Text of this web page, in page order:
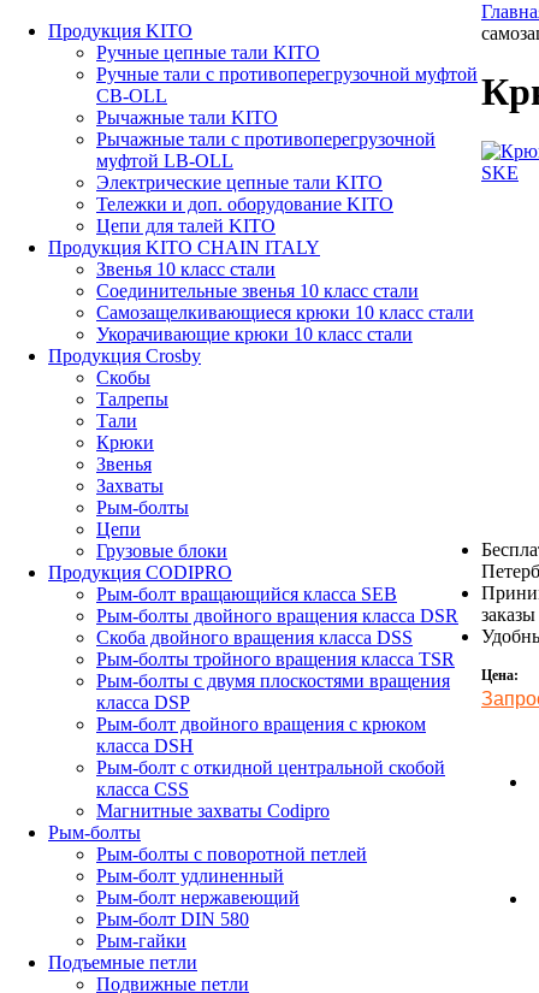
Продукция KITO
Ручные цепные тали KITO
Ручные тали с противоперегрузочной муфтой
СВ-OLL
Рычажные тали KITO
Рычажные тали с противоперегрузочной
муфтой LB-OLL
Электрические цепные тали KITO
Тележки и доп. оборудование KITO
Цепи для талей KITO
Продукция KITO CHAIN ITALY
Звенья 10 класс стали
Соединительные звенья 10 класс стали
Самозащелкивающиеся крюки 10 класс стали
Укорачивающие крюки 10 класс стали
Продукция Crosby
Скобы
Талрепы
Тали
Крюки
Звенья
Захваты
Рым-болты
Цепи
Грузовые блоки
Продукция CODIPRO
Рым-болт вращающийся класса SEB
Рым-болты двойного вращения класса DSR
Скоба двойного вращения класса DSS
Рым-болты тройного вращения класса TSR
Рым-болты с двумя плоскостями вращения
класса DSP
Рым-болт двойного вращения с крюком
класса DSH
Рым-болт с откидной центральной скобой
класса CSS
Магнитные захваты Codipro
Рым-болты
Рым-болты с поворотной петлей
Рым-болт удлиненный
Рым-болт нержавеющий
Рым-болт DIN 580
Рым-гайки
Подъемные петли
Подвижные петли
заказы
Цена: